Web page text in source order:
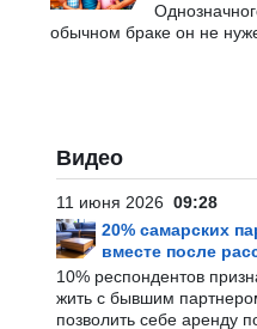
обычном браке он не
Видео
11 июня 2026 09:28
20% самарских
вместе после
10% респондентов
жить с бывшим
позволить себе аренду